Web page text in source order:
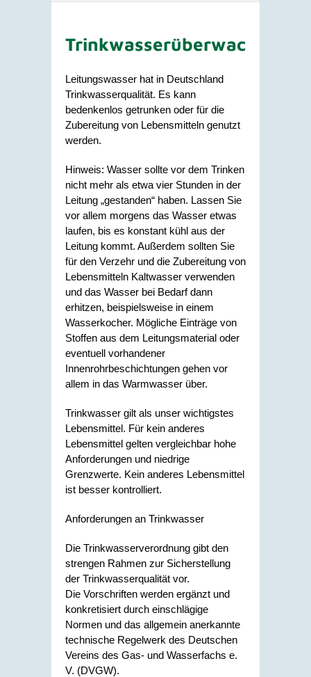
Trinkwasserüberwachung
Leitungswasser hat in Deutschland
Trinkwasserqualität. Es kann
bedenkenlos getrunken oder für die
Zubereitung von Lebensmitteln genutzt
werden.
Hinweis: Wasser sollte vor dem Trinken
nicht mehr als etwa vier Stunden in der
Leitung „gestanden“ haben. Lassen Sie
vor allem morgens das Wasser etwas
laufen, bis es konstant kühl aus der
Leitung kommt. Außerdem sollten Sie
für den Verzehr und die Zubereitung von
Lebensmitteln Kaltwasser verwenden
und das Wasser bei Bedarf dann
erhitzen, beispielsweise in einem
Wasserkocher. Mögliche Einträge von
Stoffen aus dem Leitungsmaterial oder
eventuell vorhandener
Innenrohrbeschichtungen gehen vor
allem in das Warmwasser über.
Trinkwasser gilt als unser wichtigstes
Lebensmittel. Für kein anderes
Lebensmittel gelten vergleichbar hohe
Anforderungen und niedrige
Grenzwerte. Kein anderes Lebensmittel
ist besser kontrolliert.
Anforderungen an Trinkwasser
Die Trinkwasserverordnung gibt den
strengen Rahmen zur Sicherstellung
der Trinkwasserqualität vor.
Die Vorschriften werden ergänzt und
konkretisiert durch einschlägige
Normen und das allgemein anerkannte
technische Regelwerk des Deutschen
Vereins des Gas- und Wasserfachs e.
V. (DVGW).